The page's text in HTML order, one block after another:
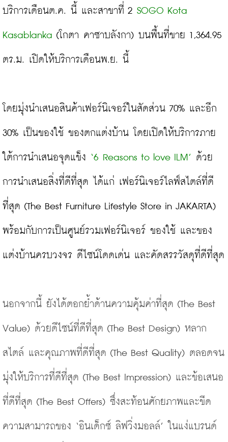
บริการเดือนต.ค. นี้ และสาขาที่ 2 SOGO Kota
Kasablanka (โกตา คาซาบลังกา) บนพื้นที่ขาย 1,364.95
ตร.ม. เปิดให้บริการเดือนพ.ย. นี้
โดยมุ่งนำเสนอสินค้าเฟอร์นิเจอร์ในสัดส่วน 70% และอีก
30% เป็นของใช้ ของตกแต่งบ้าน โดยเปิดให้บริการภาย
ใต้การนำเสนอจุดแข็ง ‘6 Reasons to love ILM’ ด้วย
การนำเสนอสิ่งที่ดีที่สุด ได้แก่ เฟอร์นิเจอร์ไลฟ์สไตล์ที่ดี
ที่สุด (The Best Furniture Lifestyle Store in JAKARTA)
พร้อมกับการเป็นศูนย์รวมเฟอร์นิเจอร์ ของใช้ และของ
แต่งบ้านครบวงจร ดีไซน์โดดเด่น และคัดสรรวัสดุที่ดีที่สุด
นอกจากนี้ ยังได้ตอกย้ำด้านความคุ้มค่าที่สุด (The Best
Value) ด้วยดีไซน์ที่ดีที่สุด (The Best Design) หลาก
สไตล์ และคุณภาพที่ดีที่สุด (The Best Quality) ตลอดจน
มุ่งให้บริการที่ดีที่สุด (The Best Impression) และข้อเสนอ
ที่ดีที่สุด (The Best Offers) ซึ่งสะท้อนศักยภาพและขีด
ความสามารถของ ‘อินเด็กซ์ ลิฟวิ่งมอลล์’ ในแง่แบรนด์